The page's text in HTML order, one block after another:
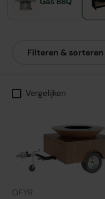
Filteren & sorteren
Vergelijken
OFYR